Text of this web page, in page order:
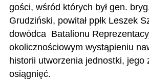
gości, wśród których był gen.
Grudziński, powitał ppłk Leszek
dowódca Batalionu
okolicznościowym wystąpieniu
historii utworzenia jednostki, jego
osiągnięć.